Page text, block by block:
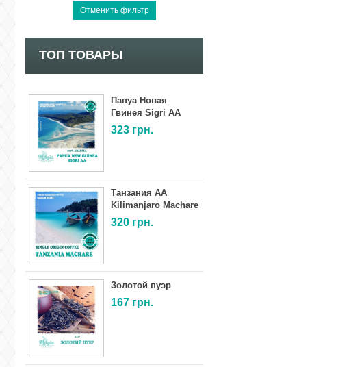
ТОП ТОВАРЫ
Папуа Новая
Гвинея Sigri AA
323 грн.
Танзания AA
Kilimanjaro Machare
320 грн.
Золотой пуэр
167 грн.